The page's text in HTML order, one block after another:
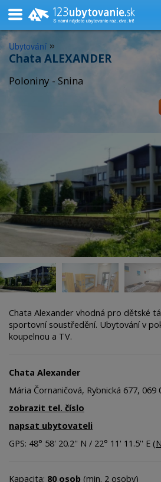
Ubytování »
Chata ALEXANDER
Poloniny - Snina
Chata Alexander vhodná pro dětské
sportovní soustředění. Ubytování v
koupelnou a TV.
Chata Alexander
Mária Čornaničová, Rybnická 677, 069
zobrazit tel. číslo
napsat ubytovateli
GPS: 48° 58' 20.2'' N / 22° 11' 11.5'' E (
Kapacita: 80 osob (min. 2 osoby)